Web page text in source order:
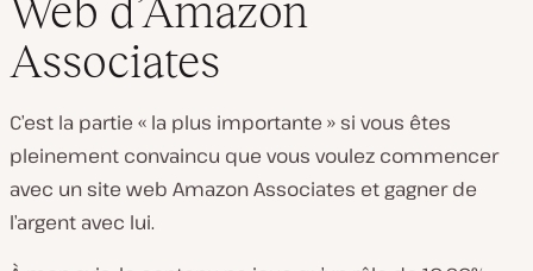
Web d’Amazon
Associates
C’est la partie « la plus importante » si vous êtes
pleinement convaincu que vous voulez commencer
avec un site web Amazon Associates et gagner de
l’argent avec lui.